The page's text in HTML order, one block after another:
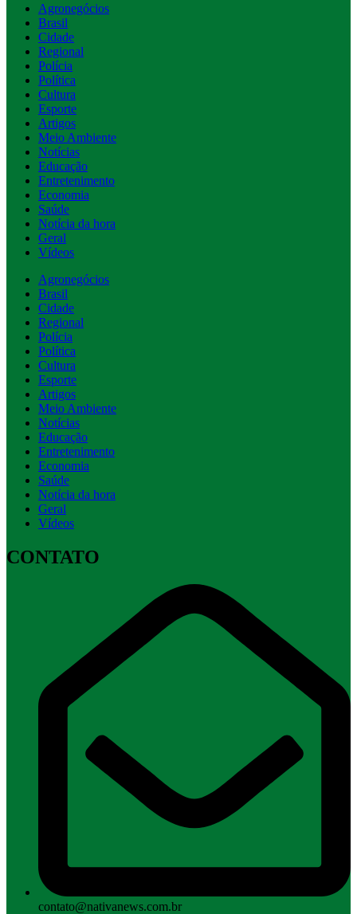
Agronegócios
Brasil
Cidade
Regional
Polícia
Política
Cultura
Esporte
Artigos
Meio Ambiente
Notícias
Educação
Entretenimento
Economia
Saúde
Notícia da hora
Geral
Vídeos
Agronegócios
Brasil
Cidade
Regional
Polícia
Política
Cultura
Esporte
Artigos
Meio Ambiente
Notícias
Educação
Entretenimento
Economia
Saúde
Notícia da hora
Geral
Vídeos
CONTATO
contato@nativanews.com.br